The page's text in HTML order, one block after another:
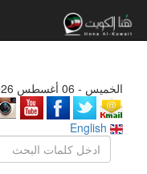
الخميس - 06 أغسطس 2026